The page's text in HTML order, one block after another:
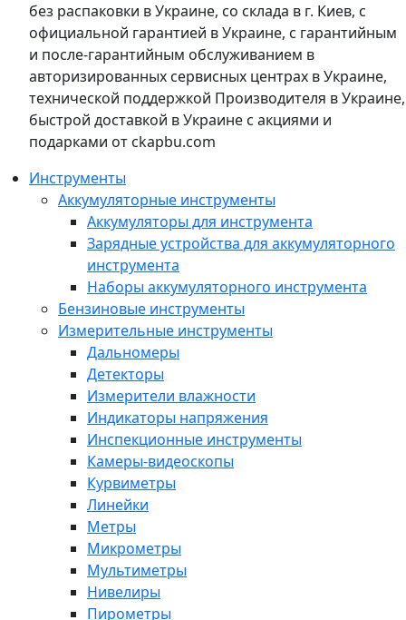
без распаковки в Украине, со склада в г. Киев, с
официальной гарантией в Украине, с гарантийным
и после-гарантийным обслуживанием в
авторизированных сервисных центрах в Украине,
технической поддержкой Производителя в Украине,
быстрой доставкой в Украине с акциями и
подарками от ckapbu.com
Инструменты
Аккумуляторные инструменты
Аккумуляторы для инструмента
Зарядные устройства для аккумуляторного
инструмента
Наборы аккумуляторного инструмента
Бензиновые инструменты
Измерительные инструменты
Дальномеры
Детекторы
Измерители влажности
Индикаторы напряжения
Инспекционные инструменты
Камеры-видеоскопы
Курвиметры
Линейки
Метры
Микрометры
Мультиметры
Нивелиры
Пирометры